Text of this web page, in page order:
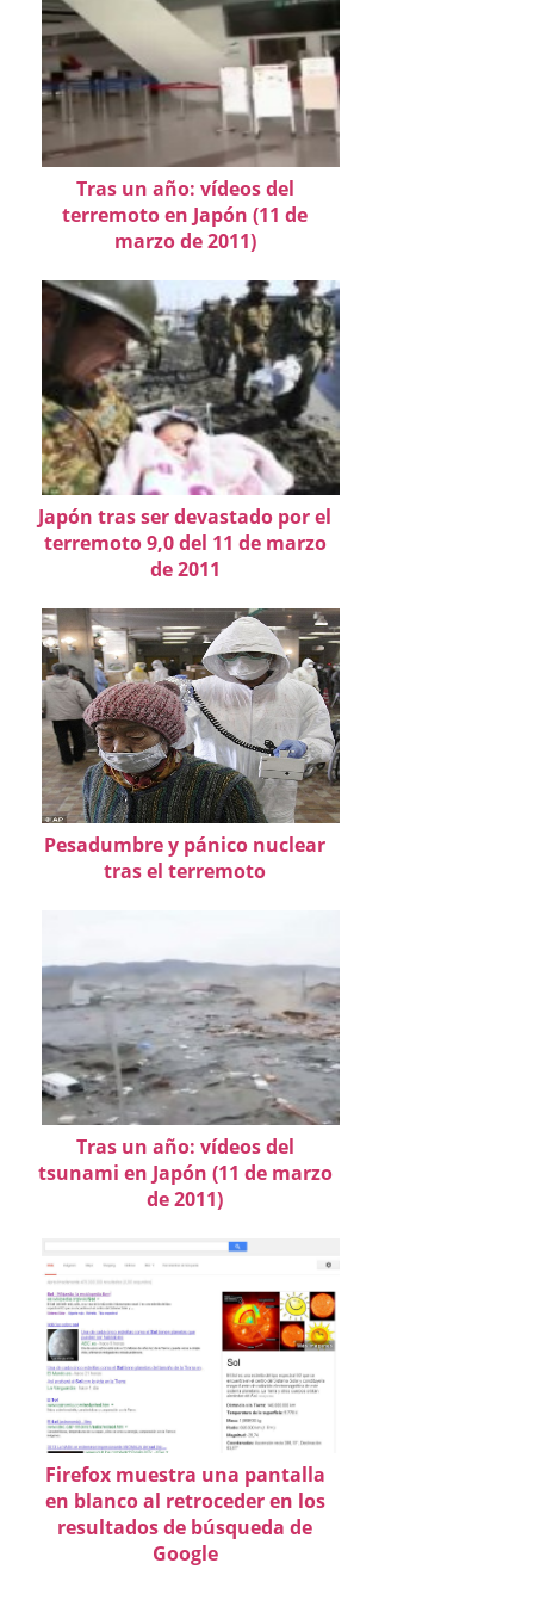
Tras un año: vídeos del
terremoto en Japón (11 de
marzo de 2011)
Japón tras ser devastado por el
terremoto 9,0 del 11 de marzo
de 2011
Pesadumbre y pánico nuclear
tras el terremoto
Tras un año: vídeos del
tsunami en Japón (11 de marzo
de 2011)
Firefox muestra una pantalla
en blanco al retroceder en los
resultados de búsqueda de
Google